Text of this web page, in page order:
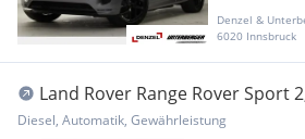
6020 Innsbruck
Land Rover Range Rover Sport
DPF
Diesel, Automatik, Gewährleistung